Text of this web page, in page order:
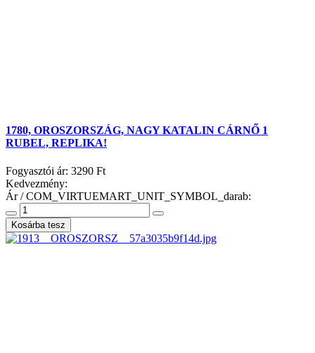
1780, OROSZORSZÁG, NAGY KATALIN CÁRNŐ 1
RUBEL, REPLIKA!
Fogyasztói ár: 3290 Ft
Kedvezmény:
Ár / COM_VIRTUEMART_UNIT_SYMBOL_darab: